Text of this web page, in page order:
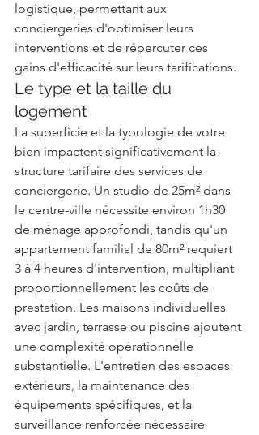
logistique, permettant aux
conciergeries d'optimiser leurs
interventions et de répercuter ces
gains d'efficacité sur leurs tarifications.
Le type et la taille du
logement
La superficie et la typologie de votre
bien impactent significativement la
structure tarifaire des services de
conciergerie. Un studio de 25m² dans
le centre-ville nécessite environ 1h30
de ménage approfondi, tandis qu'un
appartement familial de 80m² requiert
3 à 4 heures d'intervention, multipliant
proportionnellement les coûts de
prestation. Les maisons individuelles
avec jardin, terrasse ou piscine ajoutent
une complexité opérationnelle
substantielle. L'entretien des espaces
extérieurs, la maintenance des
équipements spécifiques, et la
surveillance renforcée nécessaire